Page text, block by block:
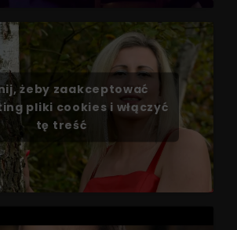
żeby zaakceptować
pliki cookies i włączyć
tę treść